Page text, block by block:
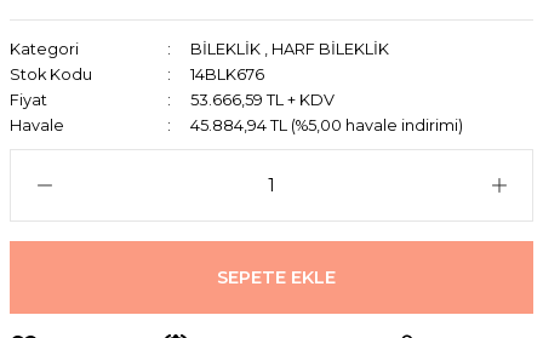
Kategori BİLEKLİK , HARF BİLEKLİK
Stok Kodu
14BLK676
Fiyat
53.666,59 TL + KDV
Havale
45.884,94 TL (%5,00 havale indirimi)
SEPETE EKLE